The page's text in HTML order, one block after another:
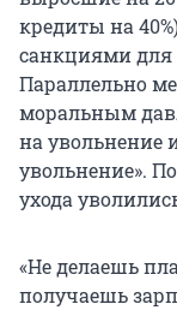
кредиты на
санкциями для
Параллельно
моральным
на увольнение
увольнение».
ухода
«Не делаешь
получаешь